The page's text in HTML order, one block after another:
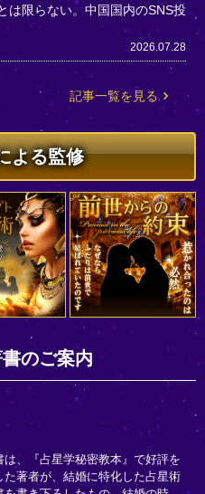
は限らない。中国国内のSNS投
2026.07.28
記事一覧を見る
よる監修
のご案内
は、『占星学秘密教本』で好評を
た著者が、結婚に特化した占星術